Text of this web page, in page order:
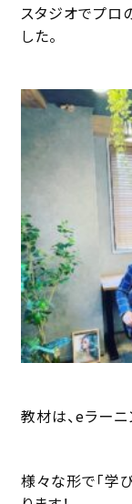
スタジオでプロ
した。
教材は、eラーニ
様々な形で「学